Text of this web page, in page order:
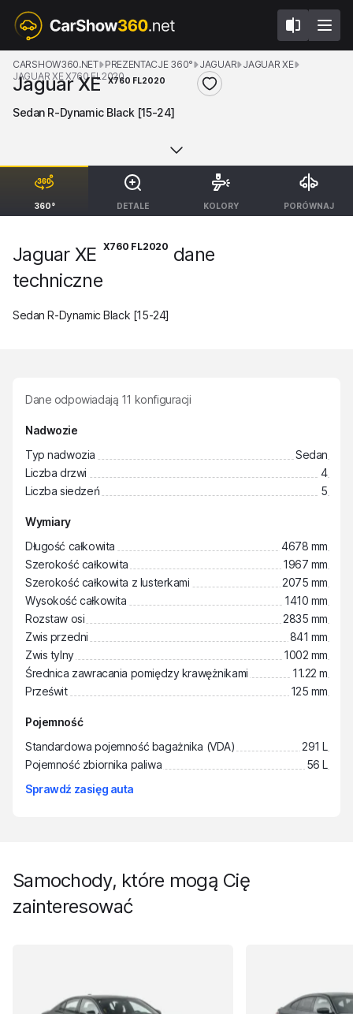
360° DETALE KOLORY PORÓWNAJ
CARSHOW360.NET PREZENTACJE 360° JAGUAR JAGUAR XE
JAGUAR XE X760 FL2020
Jaguar XE X760 FL2020
Sedan R-Dynamic Black [15-24]
Jaguar XE X760 FL2020 dane
techniczne
Sedan R-Dynamic Black [15-24]
Dane odpowiadają 11 konfiguracji
Nadwozie
Typ nadwozia
Sedan
Liczba drzwi
4
Liczba siedzeń
5
Wymiary
Długość całkowita
4678 mm
Szerokość całkowita
1967 mm
Szerokość całkowita z lusterkami
2075 mm
Wysokość całkowita
1410 mm
Rozstaw osi
2835 mm
Zwis przedni
841 mm
Zwis tylny
1002 mm
Średnica zawracania pomiędzy krawężnikami
11.22 m
Prześwit
125 mm
Pojemność
Standardowa pojemność bagażnika (VDA)
291 L
Pojemność zbiornika paliwa
56 L
Sprawdź zasięg auta
Samochody, które mogą Cię
zainteresować